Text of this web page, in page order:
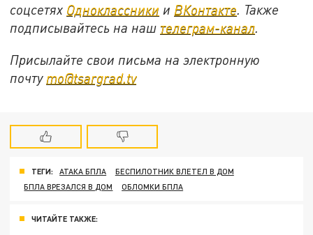
соцсетях Одноклассники и ВКонтакте. Также
подписывайтесь на наш телеграм-канал.
Присылайте свои письма на электронную
почту mo@tsargrad.tv
ТЕГИ: АТАКА БПЛА
БЕСПИЛОТНИК ВЛЕТЕЛ В ДОМ
БПЛА ВРЕЗАЛСЯ В ДОМ
ОБЛОМКИ БПЛА
ЧИТАЙТЕ ТАКЖЕ: